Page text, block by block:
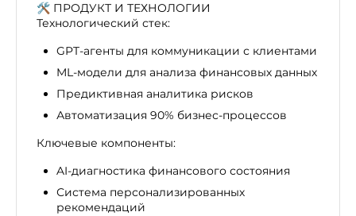
🛠 ПРОДУКТ И ТЕХНОЛОГИИ
Технологический стек:
GPT-агенты для коммуникации с клиентами
ML-модели для анализа финансовых данных
Предиктивная аналитика рисков
Автоматизация 90% бизнес-процессов
Ключевые компоненты:
AI-диагностика финансового состояния
Система персонализированных
рекомендаций